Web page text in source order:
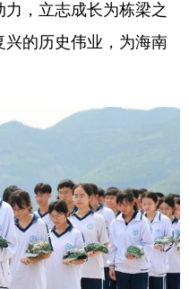
，立志成长为栋梁之
的历史伟业，为海南